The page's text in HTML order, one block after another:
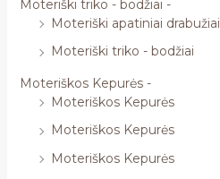
Moteriški triko - bodžiai -
Moteriški apatiniai drabužiai
Moteriški triko - bodžiai
Moteriškos Kepurės -
Moteriškos Kepurės
Moteriškos Kepurės
Moteriškos Kepurės